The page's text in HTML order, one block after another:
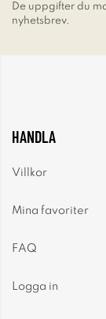
De uppgifter du
nyhetsbrev.
HANDLA
Villkor
Mina favoriter
FAQ
Logga in